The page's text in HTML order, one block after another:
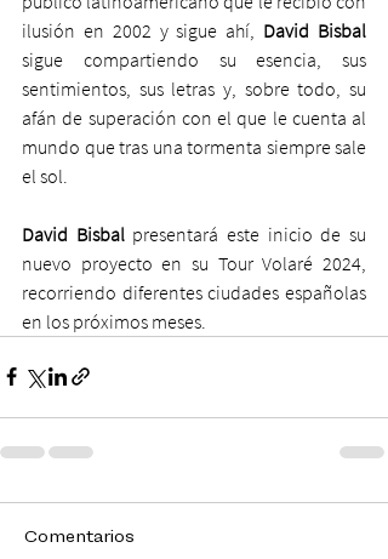
ilusión en 2002 y sigue ahí, David Bisbal
sigue compartiendo su esencia, sus
sentimientos, sus letras y, sobre todo, su
afán de superación con el que le cuenta al
mundo que tras una tormenta siempre sale
el sol.
David Bisbal presentará este inicio de su
nuevo proyecto en su Tour Volaré 2024,
recorriendo diferentes ciudades españolas
en los próximos meses.
Comentarios